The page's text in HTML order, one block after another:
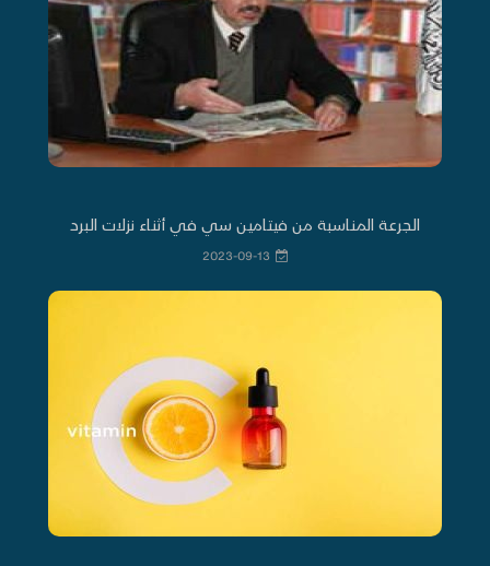
الجرعة المناسبة من فيتامين سي في أثناء نزلات البرد
2023-09-13